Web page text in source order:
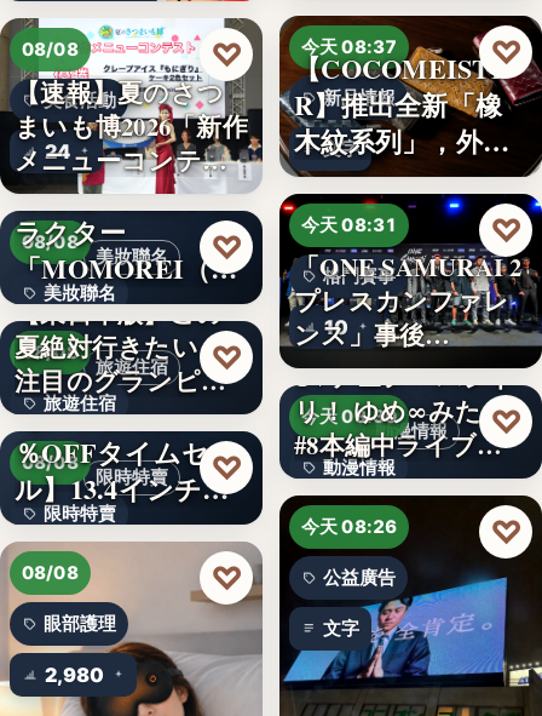
08/08
美食活動
24
【速報】夏のさつ
まいも博2026「新作
メニューコンテス
ト…
♡
美妝聯名
08/08
美妝聯名
文字
韓国発の人気キャ
ラクター
「MOMOREI（モ
モレイ）」が…
♡
旅遊住宿
08/08
旅遊住宿
10
【東日本版】この
夏絶対行きたい！
注目のグランピン
グ施設…
♡
限時特賣
08/08
限時特賣
文字
【アマゾン30
％OFFタイムセー
ル】13.4インチ大
画面…
♡
08/08
眼部護理
2,980
♡
3,000円
今天 08:37
新品情報
文字
【COCOMEISTE
R】推出全新「橡
木紋系列」，外層
採…
♡
今天 08:31
格鬥賽事
10
「ONE SAMURAI 2
プレスカンファレ
ンス」事後…
♡
動漫情報
今天 08:30
動漫情報
19,800円
TVアニメ「バンド
リ！ ゆめ∞みた」
#8本編中ライブ映
像…
♡
今天 08:26
公益廣告
文字
♡